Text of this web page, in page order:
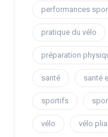
performances
pratique du vélo
préparation
santé santé
sportifs
vélo vélo